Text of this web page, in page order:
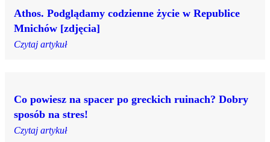
Athos. Podglądamy codzienne życie w Republice
Mnichów [zdjęcia]
Czytaj artykuł
Co powiesz na spacer po greckich ruinach? Dobry
sposób na stres!
Czytaj artykuł